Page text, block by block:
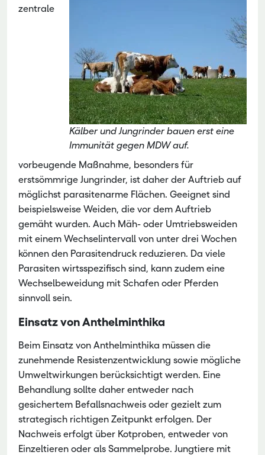
Kälber und Jungrinder bauen erst eine
Immunität gegen MDW auf.
zentrale
vorbeugende Maßnahme, besonders für
erstsömmrige Jungrinder, ist daher der Auftrieb auf
möglichst parasitenarme Flächen. Geeignet sind
beispielsweise Weiden, die vor dem Auftrieb
gemäht wurden. Auch Mäh- oder Umtriebsweiden
mit einem Wechselintervall von unter drei Wochen
können den Parasitendruck reduzieren. Da viele
Parasiten wirtsspezifisch sind, kann zudem eine
Wechselbeweidung mit Schafen oder Pferden
sinnvoll sein.
Einsatz von Anthelminthika
Beim Einsatz von Anthelminthika müssen die
zunehmende Resistenzentwicklung sowie mögliche
Umweltwirkungen berücksichtigt werden. Eine
Behandlung sollte daher entweder nach
gesichertem Befallsnachweis oder gezielt zum
strategisch richtigen Zeitpunkt erfolgen. Der
Nachweis erfolgt über Kotproben, entweder von
Einzeltieren oder als Sammelprobe. Jungtiere mit